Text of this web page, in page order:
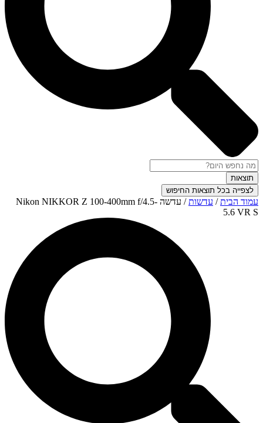
תוצאות
לצפייה בכל תוצאות החיפוש
עמוד הבית/ עדשות
/ עדשה Nikon NIKKOR Z 100-400mm f/4.5-
5.6 VR S